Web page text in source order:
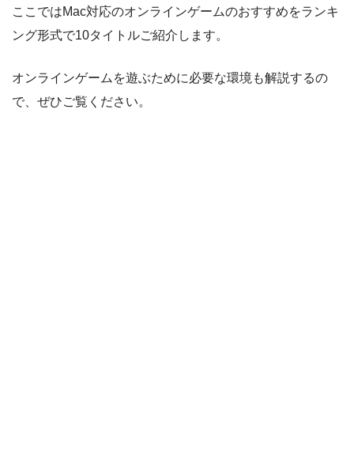
ここではMac対応のオンラインゲームのおすすめをランキ
ング形式で10タイトルご紹介します。
オンラインゲームを遊ぶために必要な環境も解説するの
で、ぜひご覧ください。